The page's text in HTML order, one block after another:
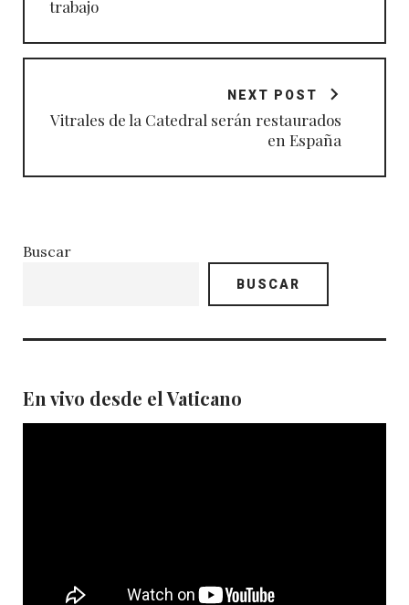
trabajo
NEXT POST
Vitrales de la Catedral serán restaurados
en España
Buscar
BUSCAR
En vivo desde el Vaticano